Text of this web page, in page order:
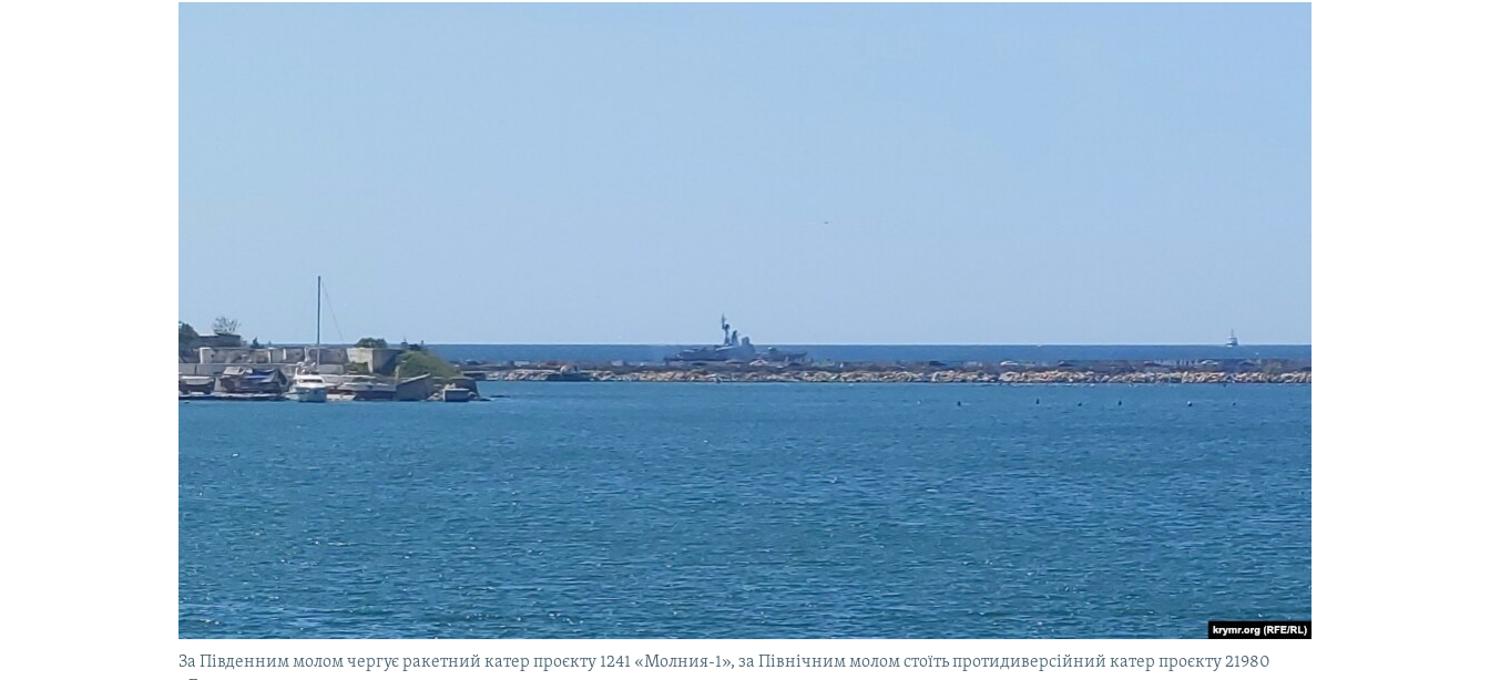
За Південним молом чергує ракетний катер проєкту 1241 «Молния-1», за Північним молом стоїть протидиверсійний катер проєкту 21980